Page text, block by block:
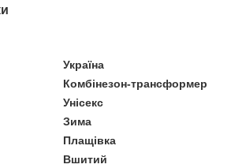
Україна
Комбінезон-трансформер
Унісекс
Зима
Плащівка
Вшитий